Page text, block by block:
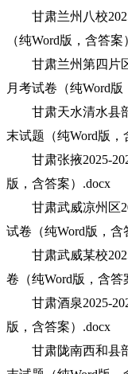
甘肃兰州八校
（纯Word版，含答案
甘肃兰州第四片区
月考试卷（纯Word
甘肃天水清水县部
末试题（纯Word版，
甘肃张掖2025-
版，含答案）.docx
甘肃武威凉州区
试卷（纯Word版，含
甘肃武威某校
卷（纯Word版，含答
甘肃酒泉2025-
版，含答案）.docx
甘肃陇南西和县部